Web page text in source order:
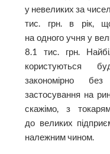
у невеликих за
тис. грн. в рік,
на одного учня у
8.1 тис. грн.
користуються
закономірно
застосування на
скажімо, з
до великих
належним чином.